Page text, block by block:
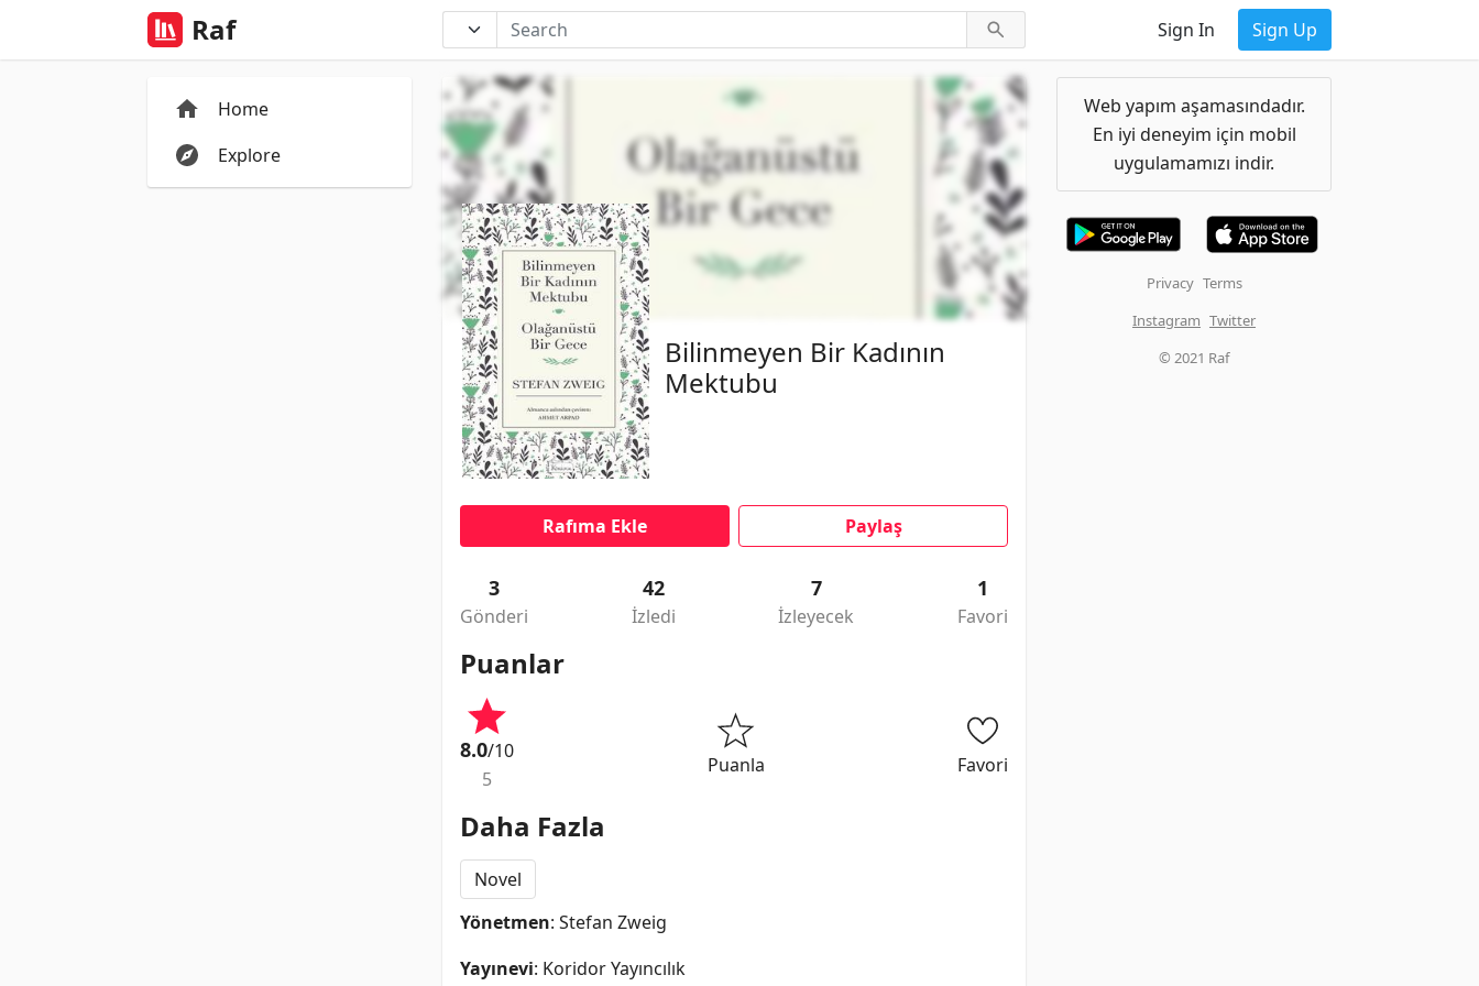
Raf Sign In Sign Up
Home
Explore
Bilinmeyen Bir Kadının
Mektubu
Rafıma Ekle Paylaş
3
Gönderi
42
İzledi
7
İzleyecek
1
Favori
Puanlar
8.0/10
5
Puanla Favori
Daha Fazla
Novel
Yönetmen: Stefan Zweig
Yayınevi: Koridor Yayıncılık
Web yapım aşamasındadır.
En iyi deneyim için mobil
uygulamamızı indir.
Privacy Terms
Instagram Twitter
© 2021 Raf